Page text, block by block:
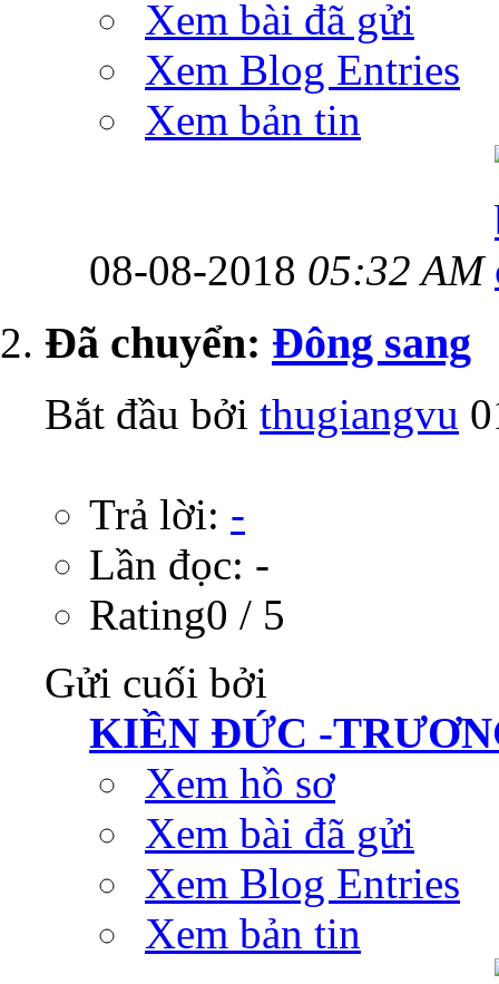
Xem bài đã gửi
Xem Blog Entries
Xem bản tin
08-08-2018 05:32 AM
Ðã chuyển: Đông sang
Bắt đầu bởi thugiangvu
Trả lời: -
Lần đọc: -
Rating0 / 5
Gửi cuối bởi
KIỀN ĐỨC -
Xem hồ sơ
Xem bài đã gửi
Xem Blog Entries
Xem bản tin